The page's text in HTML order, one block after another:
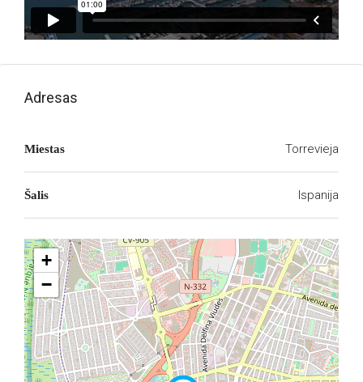
Adresas
Miestas Torrevieja
Šalis Ispanija
+
−